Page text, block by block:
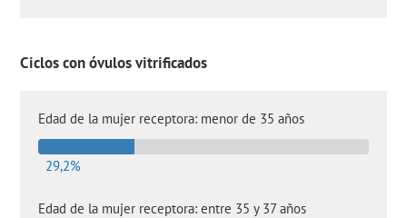
Ciclos con óvulos vitrificados
Edad de la mujer receptora: menor de 35 años
29,2%
Edad de la mujer receptora: entre 35 y 37 años